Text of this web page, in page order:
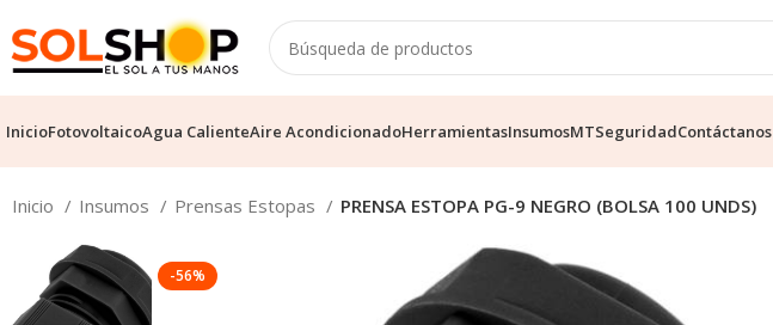
InicioFotovoltaicoAgua CalienteAire AcondicionadoHerramientasInsumosMTSeguridadContáctanos
Inicio Insumos Prensas Estopas PRENSA ESTOPA PG-9 NEGRO (BOLSA 100 UNDS)
-56%